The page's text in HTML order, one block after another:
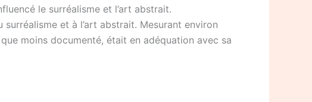
le surréalisme et l’art abstrait.
et à l’art abstrait. Mesurant environ
moins documenté, était en adéquation avec sa